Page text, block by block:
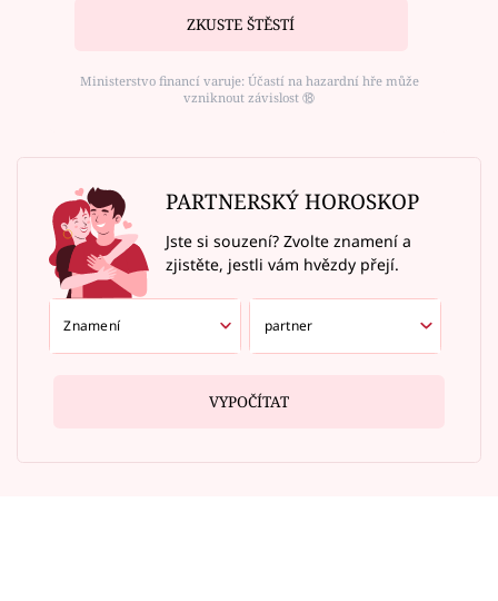
ZKUSTE ŠTĚSTÍ
Ministerstvo financí varuje: Účastí na hazardní hře může
vzniknout závislost ⑱
PARTNERSKÝ HOROSKOP
Jste si souzení? Zvolte znamení a
zjistěte, jestli vám hvězdy přejí.
VYPOČÍTAT